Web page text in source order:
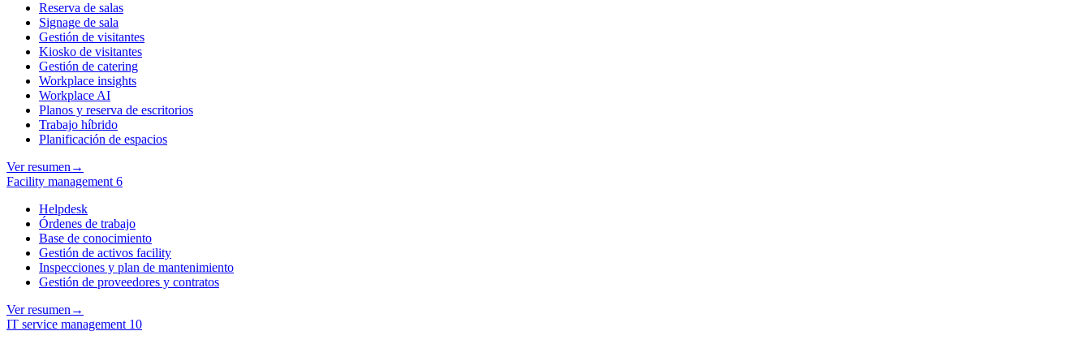
Reserva de salas
Signage de sala
Gestión de visitantes
Kiosko de visitantes
Gestión de catering
Workplace insights
Workplace AI
Planos y reserva de escritorios
Trabajo híbrido
Planificación de espacios
Ver resumen →
Facility management 6
Helpdesk
Órdenes de trabajo
Base de conocimiento
Gestión de activos facility
Inspecciones y plan de mantenimiento
Gestión de proveedores y contratos
Ver resumen →
IT service management 10